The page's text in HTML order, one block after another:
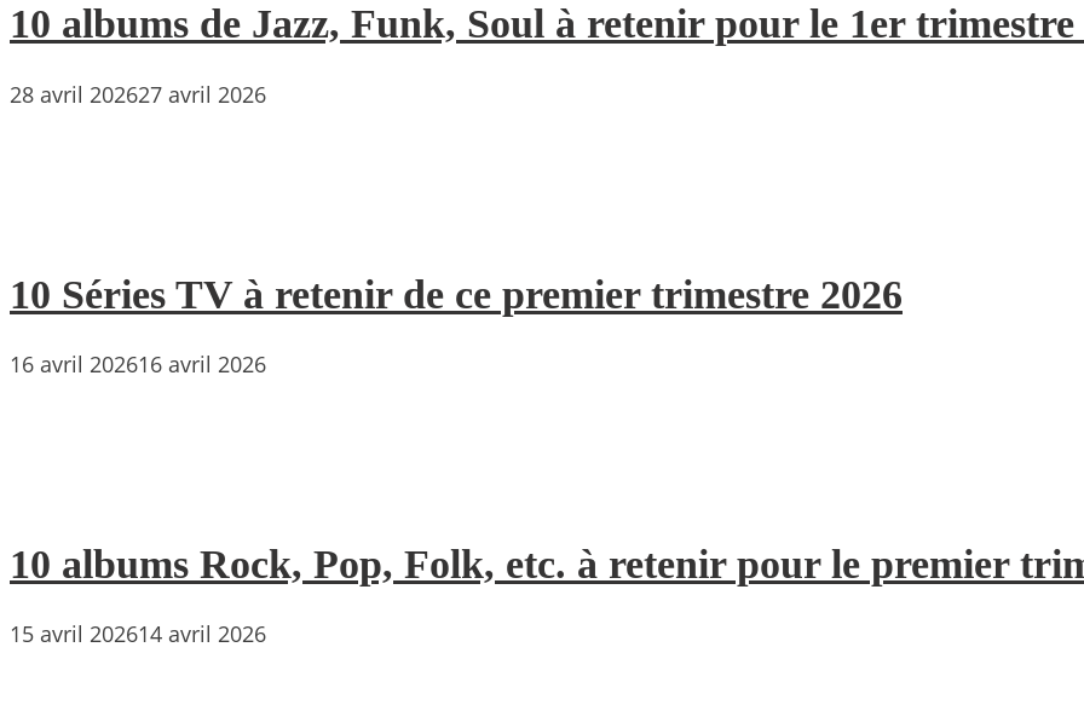
10 albums de Jazz, Funk, Soul à retenir pour le 1er trimestre
28 avril 202627 avril 2026
10 Séries TV à retenir de ce premier trimestre 2026
16 avril 202616 avril 2026
10 albums Rock, Pop, Folk, etc. à retenir pour le premier
15 avril 202614 avril 2026